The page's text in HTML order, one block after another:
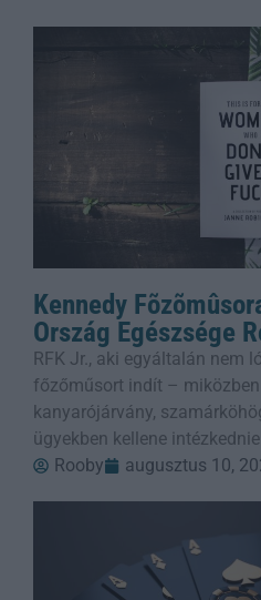
Kennedy
Ország Egészsége
RFK Jr., aki egyáltalán nem
főzőműsort indít – miközben
kanyarójárvány,
ügyekben kellene
Rooby
augusztus 10,